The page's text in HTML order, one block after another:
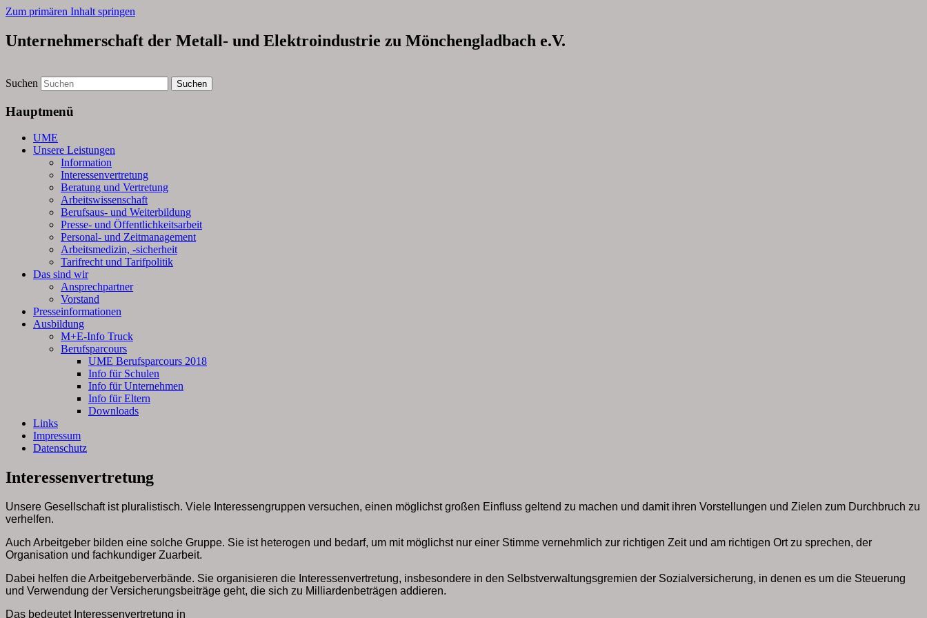
Zum primären Inhalt springen
Unternehmerschaft der Metall- und Elektroindustrie zu Mönchengladbach e.V.
Suchen
Hauptmenü
UME
Unsere Leistungen
Information
Interessenvertretung
Beratung und Vertretung
Arbeitswissenschaft
Berufsaus- und Weiterbildung
Presse- und Öffentlichkeitsarbeit
Personal- und Zeitmanagement
Arbeitsmedizin, -sicherheit
Tarifrecht und Tarifpolitik
Das sind wir
Ansprechpartner
Vorstand
Presseinformationen
Ausbildung
M+E-Info Truck
Berufsparcours
UME Berufsparcours 2018
Info für Schulen
Info für Unternehmen
Info für Eltern
Downloads
Links
Impressum
Datenschutz
Interessenvertretung
Unsere Gesellschaft ist pluralistisch. Viele Interessengruppen versuchen, einen möglichst großen Einfluss geltend zu machen und damit ihren Vorstellungen und Zielen zum Durchbruch zu
verhelfen.
Auch Arbeitgeber bilden eine solche Gruppe. Sie ist heterogen und bedarf, um mit möglichst nur einer Stimme vernehmlich zur richtigen Zeit und am richtigen Ort zu sprechen, der
Organisation und fachkundiger Zuarbeit.
Dabei helfen die Arbeitgeberverbände. Sie organisieren die Interessenvertretung, insbesondere in den Selbstverwaltungsgremien der Sozialversicherung, in denen es um die Steuerung
und Verwendung der Versicherungsbeiträge geht, die sich zu Milliardenbeträgen addieren.
Das bedeutet Interessenvertretung in